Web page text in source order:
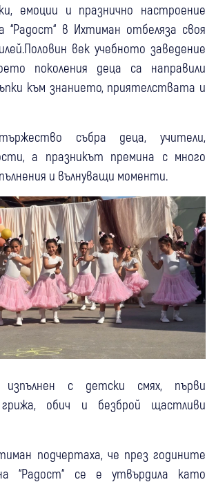
емоции и празнично настроение
“Радост“ в Ихтиман отбеляза своя
век учебното заведение
поколения деца са направили
към знанието, приятелствата и
събра деца, учители,
а празникът премина с много
и вълнуващи моменти.
изпълнен с детски смях, първи
грижа, обич и безброй щастливи
подчертаха, че през годините
“Радост“ се е утвърдила като